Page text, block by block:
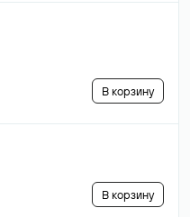
В корзину
В корзину